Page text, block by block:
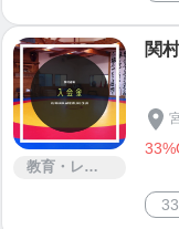
教育・レッスン・講習
関